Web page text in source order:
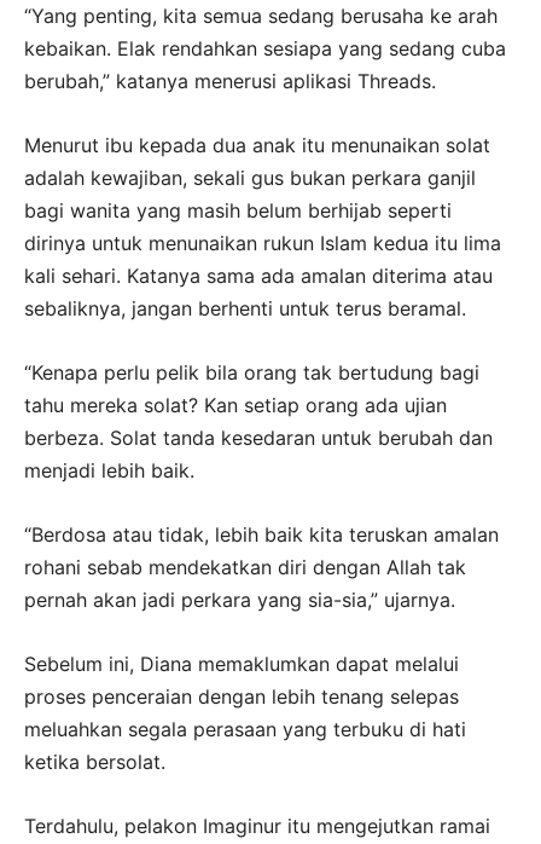
“Yang penting, kita semua sedang berusaha ke arah
kebaikan. Elak rendahkan sesiapa yang sedang cuba
berubah,” katanya menerusi aplikasi Threads.
Menurut ibu kepada dua anak itu menunaikan solat
adalah kewajiban, sekali gus bukan perkara ganjil
bagi wanita yang masih belum berhijab seperti
dirinya untuk menunaikan rukun Islam kedua itu lima
kali sehari. Katanya sama ada amalan diterima atau
sebaliknya, jangan berhenti untuk terus beramal.
“Kenapa perlu pelik bila orang tak bertudung bagi
tahu mereka solat? Kan setiap orang ada ujian
berbeza. Solat tanda kesedaran untuk berubah dan
menjadi lebih baik.
“Berdosa atau tidak, lebih baik kita teruskan amalan
rohani sebab mendekatkan diri dengan Allah tak
pernah akan jadi perkara yang sia-sia,” ujarnya.
Sebelum ini, Diana memaklumkan dapat melalui
proses penceraian dengan lebih tenang selepas
meluahkan segala perasaan yang terbuku di hati
ketika bersolat.
Terdahulu, pelakon Imaginur itu mengejutkan ramai